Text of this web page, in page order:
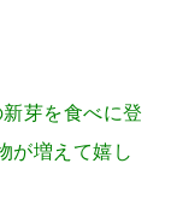
芽を食べに登
が増えて嬉し